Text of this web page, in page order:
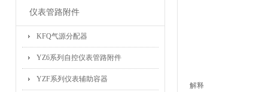
仪表管路附件
KFQ气源分配器
YZ6系列自控仪表管路附件
YZF系列仪表辅助容器
解释